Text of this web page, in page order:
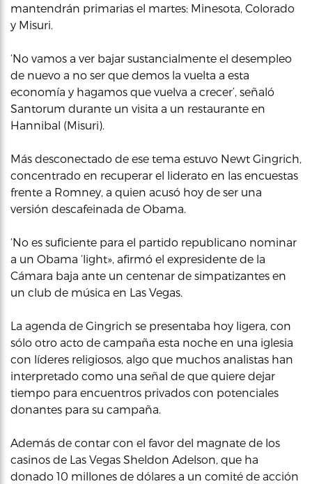
mantendrán primarias el martes: Minesota, Colorado
y Misuri.
‘No vamos a ver bajar sustancialmente el desempleo
de nuevo a no ser que demos la vuelta a esta
economía y hagamos que vuelva a crecer’, señaló
Santorum durante un visita a un restaurante en
Hannibal (Misuri).
Más desconectado de ese tema estuvo Newt Gingrich,
concentrado en recuperar el liderato en las encuestas
frente a Romney, a quien acusó hoy de ser una
versión descafeinada de Obama.
‘No es suficiente para el partido republicano nominar
a un Obama ‘light», afirmó el expresidente de la
Cámara baja ante un centenar de simpatizantes en
un club de música en Las Vegas.
La agenda de Gingrich se presentaba hoy ligera, con
sólo otro acto de campaña esta noche en una iglesia
con líderes religiosos, algo que muchos analistas han
interpretado como una señal de que quiere dejar
tiempo para encuentros privados con potenciales
donantes para su campaña.
Además de contar con el favor del magnate de los
casinos de Las Vegas Sheldon Adelson, que ha
donado 10 millones de dólares a un comité de acción